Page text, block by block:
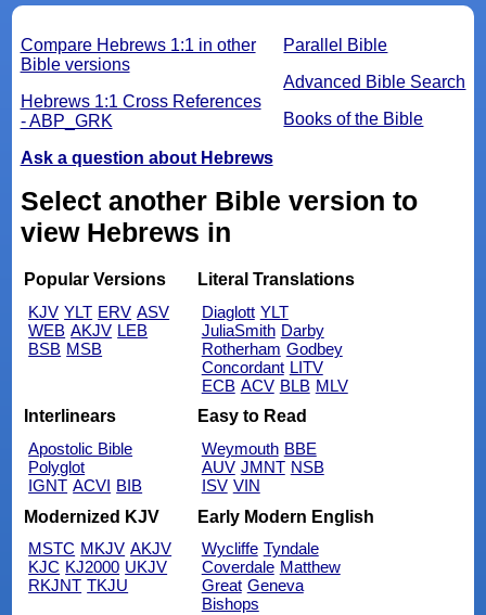
Parallel Bible
Advanced Bible Search
Books of the Bible
Compare Hebrews 1:1 in other
Bible versions
Hebrews 1:1 Cross References
- ABP_GRK
Ask a question about Hebrews
Select another Bible version to
view Hebrews in
Popular Versions
KJV YLT ERV ASV
WEB AKJV LEB
BSB MSB
Literal Translations
Diaglott YLT
JuliaSmith Darby
Rotherham Godbey
Concordant LITV
ECB ACV BLB MLV
Interlinears
Apostolic Bible
Polyglot
IGNT ACVI BIB
Easy to Read
Weymouth BBE
AUV JMNT NSB
ISV VIN
Modernized KJV
MSTC MKJV AKJV
KJC KJ2000 UKJV
RKJNT TKJU
Early Modern English
Wycliffe Tyndale
Coverdale Matthew
Great Geneva
Bishops